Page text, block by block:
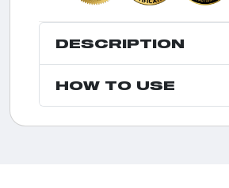
DESCRIPTION
HOW TO USE